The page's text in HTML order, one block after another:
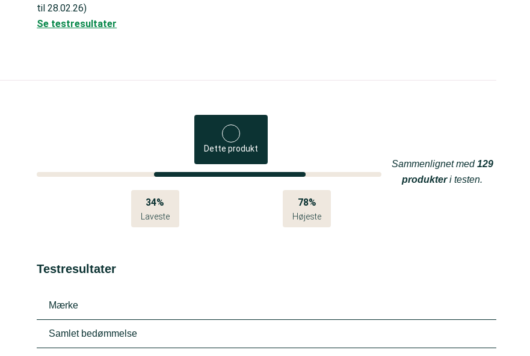
til 28.02.26)
Se testresultater
Dette produkt
34%
Laveste
78%
Højeste
Sammenlignet med129
produkteri testen.
Testresultater
Mærke
Samlet bedømmelse